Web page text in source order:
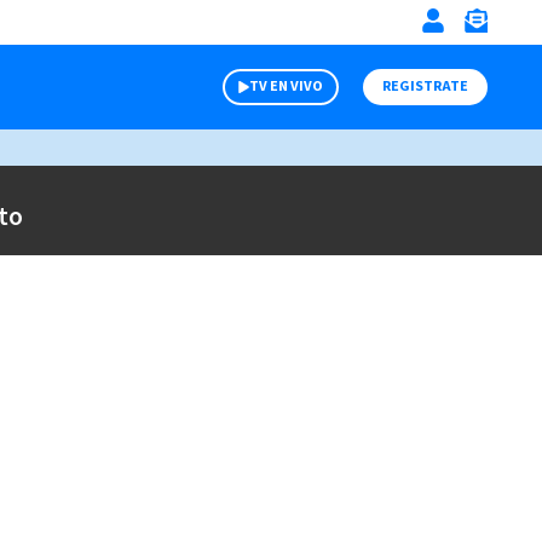
TV EN VIVO REGISTRATE